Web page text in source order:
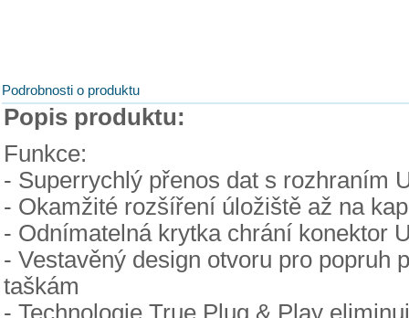
Podrobnosti o produktu
Popis produktu:
Funkce:
- Superrychlý přenos dat s rozhraním
- Okamžité rozšíření úložiště až na
- Odnímatelná krytka chrání konektor
- Vestavěný design otvoru pro popruh
taškám
- Technologie True Plug & Play